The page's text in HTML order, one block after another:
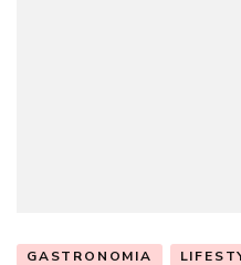
GASTRONOMIA